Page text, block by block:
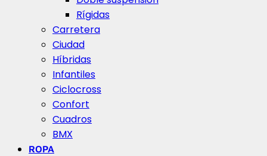
Rígidas
Carretera
Ciudad
Híbridas
Infantiles
Ciclocross
Confort
Cuadros
BMX
ROPA